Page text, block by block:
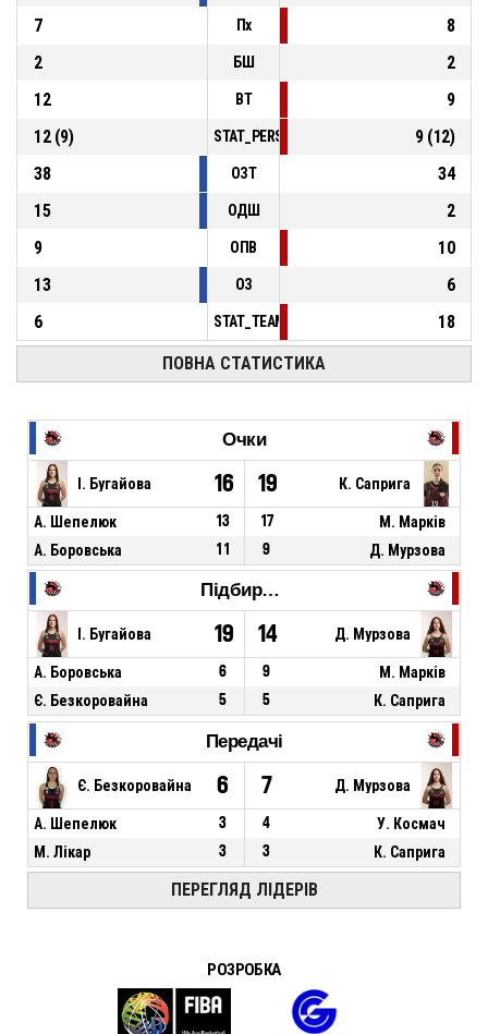
7
Пх
8
2
БШ
2
12
ВТ
9
12(9) 9(12)
38
ОЗТ
34
15
ОДШ
2
9
ОПВ
10
13
ОЗ
6
6
18
ПОВНА СТАТИСТИКА
Очки
І. Бугайова 16 19 К. Саприга
А. Шепелюк 13 17
М. Марків
А. Боровська
11 9 Д. Мурзова
Підбирання
І. Бугайова 19 14 Д. Мурзова
А. Боровська 6 9
М. Марків
Є. Безкоровайна
5 5 К. Саприга
Передачі
Є. Безкоровайна 6 7 Д. Мурзова
А. Шепелюк 3 4
У. Космач
М. Лікар
3 3 К. Саприга
ПЕРЕГЛЯД ЛІДЕРІВ
РОЗРОБКА